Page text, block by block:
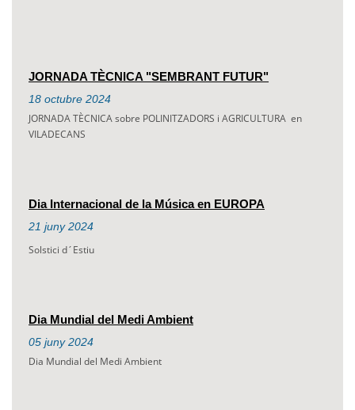
JORNADA TÈCNICA "SEMBRANT FUTUR"
18 octubre 2024
JORNADA TÈCNICA sobre POLINITZADORS i AGRICULTURA en
VILADECANS
Dia Internacional de la Música en EUROPA
21 juny 2024
Solstici d´Estiu
Dia Mundial del Medi Ambient
05 juny 2024
Dia Mundial del Medi Ambient